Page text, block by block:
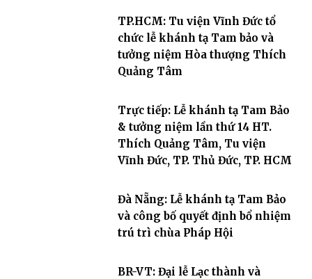
TP.HCM: Tu viện Vĩnh Đức tổ
chức lễ khánh tạ Tam bảo và
tưởng niệm Hòa thượng Thích
Quảng Tâm
Trực tiếp: Lễ khánh tạ Tam Bảo
& tưởng niệm lần thứ 14 HT.
Thích Quảng Tâm, Tu viện
Vĩnh Đức, TP. Thủ Đức, TP. HCM
Đà Nẵng: Lễ khánh tạ Tam Bảo
và công bố quyết định bổ nhiệm
trú trì chùa Pháp Hội
BR-VT: Đại lễ Lạc thành và